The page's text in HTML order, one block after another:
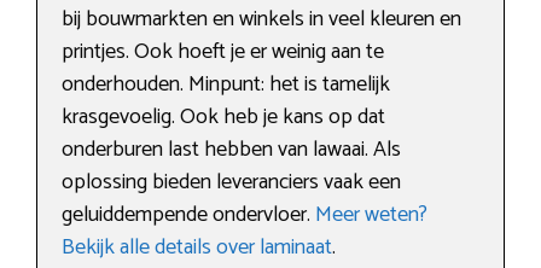
bij bouwmarkten en winkels in veel kleuren en
printjes. Ook hoeft je er weinig aan te
onderhouden. Minpunt: het is tamelijk
krasgevoelig. Ook heb je kans op dat
onderburen last hebben van lawaai. Als
oplossing bieden leveranciers vaak een
geluiddempende ondervloer. Meer weten?
Bekijk alle details over laminaat.